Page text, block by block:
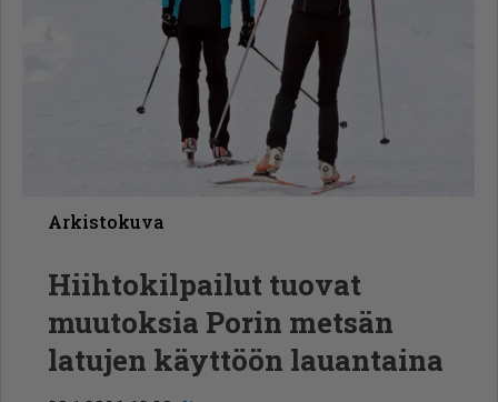
Arkistokuva
Hiihtokilpailut tuovat
muutoksia Porin metsän
latujen käyttöön lauantaina